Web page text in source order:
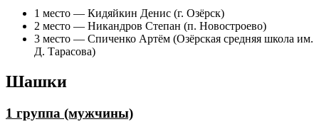
1 место — Кидяйкин Денис (г. Озёрск)
2 место — Никандров Степан (п. Новостроево)
3 место — Спиченко Артём (Озёрская средняя школа им.
Д. Тарасова)
Шашки
1 группа (мужчины)